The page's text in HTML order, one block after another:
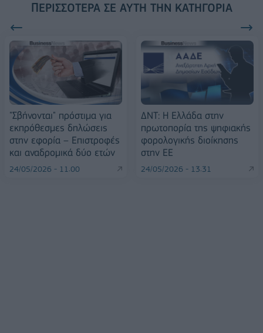
ΠΕΡΙΣΣΌΤΕΡΑ ΣΕ ΑΥΤΉ ΤΗΝ ΚΑΤΗΓΟΡΊΑ
"Σβήνονται" πρόστιμα για
εκπρόθεσμες δηλώσεις
στην εφορία – Επιστροφές
και αναδρομικά δύο ετών
24/05/2026 - 11:00
ΔΝΤ: Η Ελλάδα στην
πρωτοπορία της ψηφιακής
φορολογικής διοίκησης
στην ΕΕ
24/05/2026 - 13:31